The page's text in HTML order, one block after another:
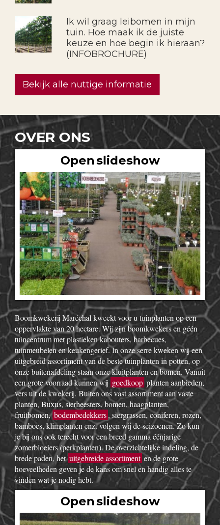
Ik wil graag leibomen in mijn
tuin. Hoe maak ik de juiste
keuze en hoe begin ik hieraan?
(INFOBROCHURE)
Bekijk alle nuttige informatie
OVER ONS
Open slideshow
Boomkwekerij Maréchal kweekt voor u tuinplanten op een
oppervlakte van 20 hectare. Wij zijn boomkwekers en géén
tuincentrum met plastieken kabouters, barbecues,
tuinmeubelen en keukengerief. In onze serre kweken wij een
uitgebreid assortiment van de beste tuinplanten in potten, op
onze buitenafdeling staan onze kluitplanten en bomen. Vanuit
een grote voorraad kunnen wij goedkoop planten aanbieden,
vers uit de kwekerij. Buiten ons vast assortiment aan vaste
planten, Buxus, sierheesters, bomen, haagplanten,
fruitbomen,bodembedekkers, siergrassen, coniferen, rozen,
bamboes, klimplanten enz. volgen wij de seizoenen. Zo kun
je bij ons ook terecht voor een breed gamma éénjarige
zomerbloeiers (perkplanten). De overzichtelijke indeling, de
brede paden, hetuitgebreide assortiment en de grote
hoeveelheden geven je de kans om snel en handig alles te
vinden wat je nodig hebt.
Open slideshow